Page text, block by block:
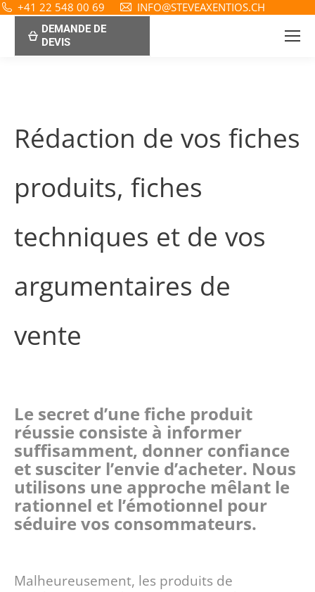
+41 22 548 00 69 INFO@STEVEAXENTIOS.CH
DEMANDE DE
DEVIS
Rédaction de vos fiches
produits, fiches
techniques et de vos
argumentaires de
vente
Le secret d’une fiche produit
réussie consiste à informer
suffisamment, donner confiance
et susciter l’envie d’acheter. Nous
utilisons une approche mêlant le
rationnel et l’émotionnel pour
séduire vos consommateurs.
Malheureusement, les produits de